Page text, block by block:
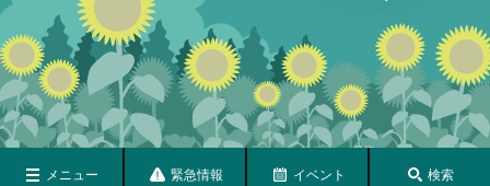
メニュー 緊急情報 イベント 検索